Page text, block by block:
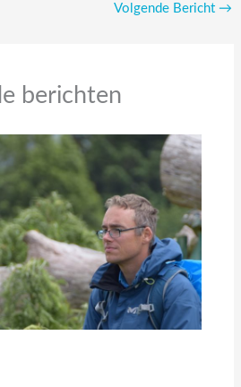
Volgende Bericht →
berichten